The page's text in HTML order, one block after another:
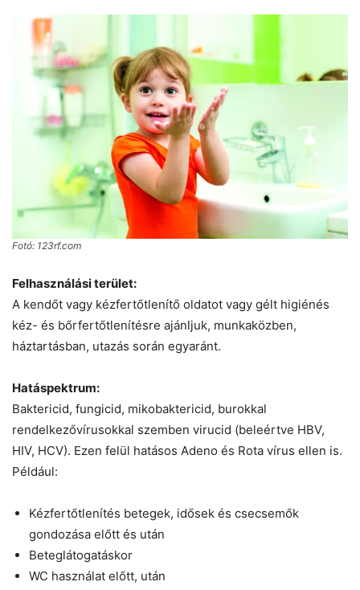
Fotó: 123rf.com
Felhasználási terület:
A kendőt vagy kézfertőtlenítő oldatot vagy gélt higiénés
kéz- és bőrfertőtlenítésre ajánljuk, munkaközben,
háztartásban, utazás során egyaránt.
Hatáspektrum:
Baktericid, fungicid, mikobaktericid, burokkal
rendelkezővírusokkal szemben virucid (beleértve HBV,
HIV, HCV). Ezen felül hatásos Adeno és Rota vírus ellen is.
Például:
Kézfertőtlenítés betegek, idősek és csecsemők
gondozása előtt és után
Beteglátogatáskor
WC használat előtt, után